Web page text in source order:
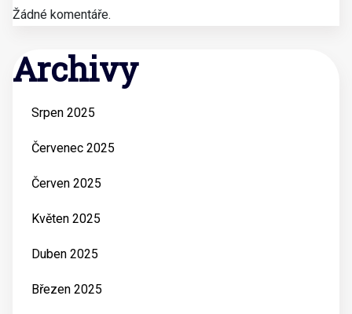
Žádné komentáře.
Archivy
Srpen 2025
Červenec 2025
Červen 2025
Květen 2025
Duben 2025
Březen 2025